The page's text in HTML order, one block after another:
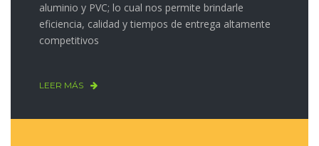
aluminio y PVC; lo cual nos permite brindarle
eficiencia, calidad y tiempos de entrega altamente
competitivos
LEER MÁS